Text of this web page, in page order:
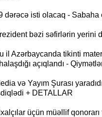
isti olacaq - Sabaha
bəzi səfirlərin yerini
il Azərbaycanda tikinti
açıqlandı -
və Yayım Şurası
+ DETALLAR
üçün müəllif